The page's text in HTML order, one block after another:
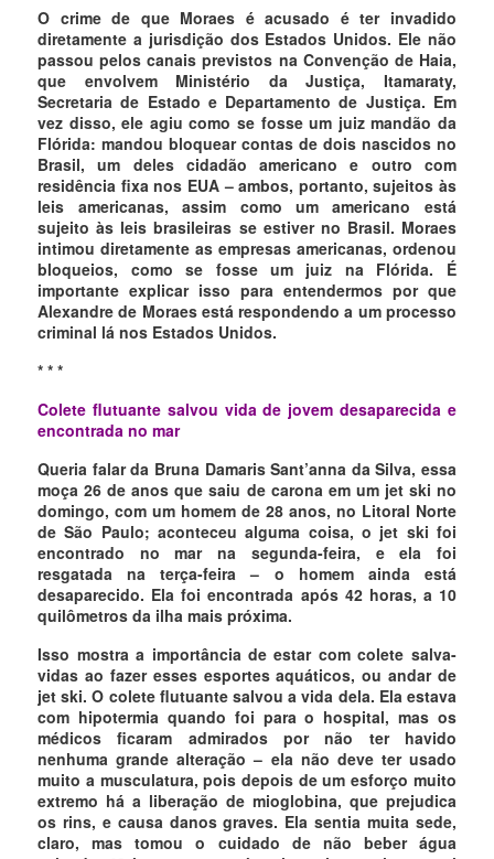
O crime de que Moraes é acusado é ter invadido
diretamente a jurisdição dos Estados Unidos. Ele não
passou pelos canais previstos na Convenção de Haia,
que envolvem Ministério da Justiça, Itamaraty,
Secretaria de Estado e Departamento de Justiça. Em
vez disso, ele agiu como se fosse um juiz mandão da
Flórida: mandou bloquear contas de dois nascidos no
Brasil, um deles cidadão americano e outro com
residência fixa nos EUA – ambos, portanto, sujeitos às
leis americanas, assim como um americano está
sujeito às leis brasileiras se estiver no Brasil. Moraes
intimou diretamente as empresas americanas, ordenou
bloqueios, como se fosse um juiz na Flórida. É
importante explicar isso para entendermos por que
Alexandre de Moraes está respondendo a um processo
criminal lá nos Estados Unidos.
* * *
Colete flutuante salvou vida de jovem desaparecida e
encontrada no mar
Queria falar da Bruna Damaris Sant’anna da Silva, essa
moça 26 de anos que saiu de carona em um jet ski no
domingo, com um homem de 28 anos, no Litoral Norte
de São Paulo; aconteceu alguma coisa, o jet ski foi
encontrado no mar na segunda-feira, e ela foi
resgatada na terça-feira – o homem ainda está
desaparecido. Ela foi encontrada após 42 horas, a 10
quilômetros da ilha mais próxima.
Isso mostra a importância de estar com colete salva-
vidas ao fazer esses esportes aquáticos, ou andar de
jet ski. O colete flutuante salvou a vida dela. Ela estava
com hipotermia quando foi para o hospital, mas os
médicos ficaram admirados por não ter havido
nenhuma grande alteração – ela não deve ter usado
muito a musculatura, pois depois de um esforço muito
extremo há a liberação de mioglobina, que prejudica
os rins, e causa danos graves. Ela sentia muita sede,
claro, mas tomou o cuidado de não beber água